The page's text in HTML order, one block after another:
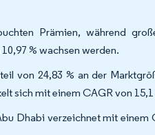
Prämien, während
% wachsen werden.
von 24,83 % an der
sich mit einem CAGR von 15,1
Dhabi verzeichnet mit einem